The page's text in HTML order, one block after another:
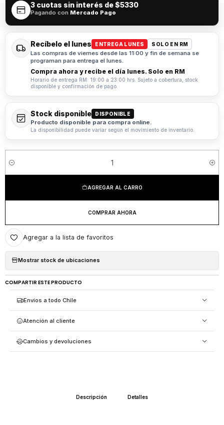
3 cuotas sin interés de$5330
Pagando con Mercado Pago
Recíbelo el lunes ENTREGA LUNES SOLO EN RM
Las compras de viernes desde las 11:00 y fin de semana se
programan para entrega el lunes.
Compra ahora y recibe el día lunes. Solo en RM
Horario de entrega RM: 19:00 a 23:00 hrs. Sujeto a cobertura, stock
disponible y confirmación de pago.
Stock disponible DISPONIBLE
Producto disponible para compra online.
La disponibilidad puede variar según el movimiento de inventario.
Cantidad
AGREGAR AL CARRO
COMPRAR AHORA
Agregar a la lista de favoritos
Mostrar stock de ubicaciones
COMPARTIR ESTE PRODUCTO
Envíos a todo Chile
Atención al cliente
Cambios y devoluciones
Descripción Detalles